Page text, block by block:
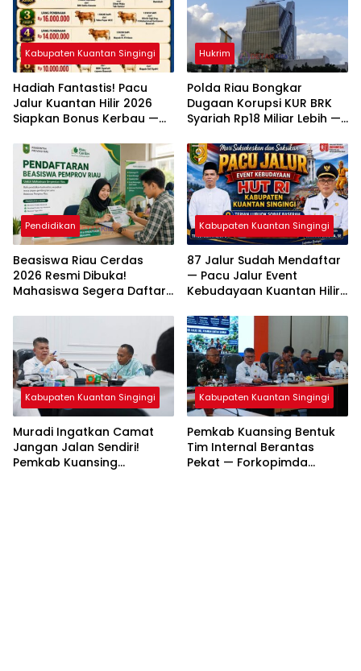
Kabupaten Kuantan Singingi
Hadiah Fantastis! Pacu
Jalur Kuantan Hilir 2026
Siapkan Bonus Kerbau —
Puluhan Juta Rupiah
Hukrim
Polda Riau Bongkar
Dugaan Korupsi KUR BRK
Syariah Rp18 Miliar Lebih —
Dijerat
Pendidikan
Beasiswa Riau Cerdas
2026 Resmi Dibuka!
Mahasiswa Segera Daftar
Jadwalnya
Kabupaten Kuantan Singingi
87 Jalur Sudah Mendaftar
— Pacu Jalur Event
Kebudayaan Kuantan Hilir
Rekor Peserta
Kabupaten Kuantan Singingi
Muradi Ingatkan Camat
Jangan Jalan Sendiri!
Pemkab Kuansing
Kabupaten Kuantan Singingi
Pemkab Kuansing Bentuk
Tim Internal Berantas
Pekat — Forkopimda